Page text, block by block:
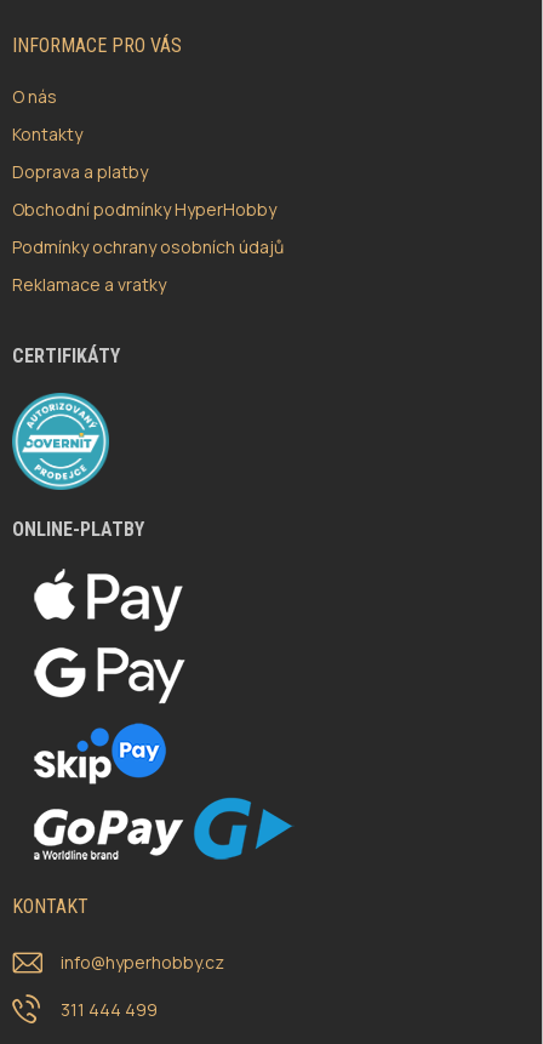
INFORMACE PRO VÁS
O nás
Kontakty
Doprava a platby
Obchodní podmínky HyperHobby
Podmínky ochrany osobních údajů
Reklamace a vratky
CERTIFIKÁTY
ONLINE-PLATBY
KONTAKT
info@hyperhobby.cz
311 444 499